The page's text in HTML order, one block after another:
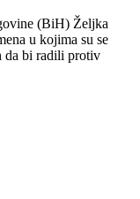
(BiH) Željka
u kojima su se
da bi radili protiv